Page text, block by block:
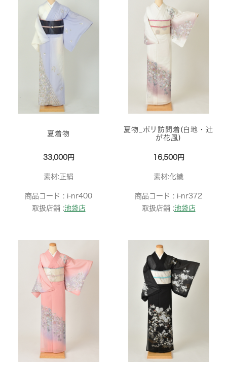
夏着物
33,000円
素材:正絹
商品コード : i-nr400
取扱店舗 :池袋店
夏物_ポリ訪問着(白地・辻
が花風)
16,500円
素材:化繊
商品コード : i-nr372
取扱店舗 :池袋店